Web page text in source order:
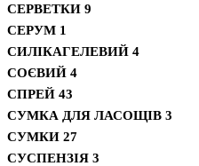
СЕРВЕТКИ 9
СЕРУМ 1
СИЛІКАГЕЛЕВИЙ 4
СОЄВИЙ 4
СПРЕЙ 43
СУМКА ДЛЯ ЛАСОЩІВ 3
СУМКИ 27
СУСПЕНЗІЯ 3